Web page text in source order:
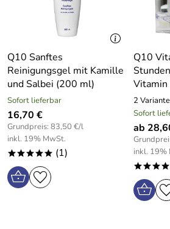
Q10 Sanftes
Reinigungsgel mit Kamille
und Salbei (200 ml)
Sofort lieferbar
16,70 €
Grundpreis: 83,50 €/l
inkl. 19% MwSt.
***** (1)
Q10
Vitamin
2
Sofort
ab
inkl. 19%